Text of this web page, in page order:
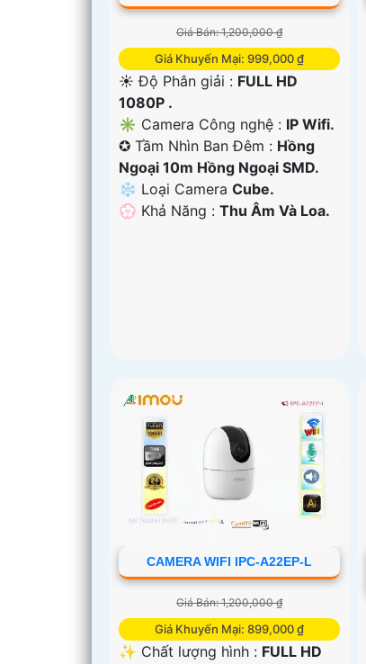
Giá Bán: 1,200,000 ₫
Giá Khuyến Mại: 999,000 ₫
☀️ Độ Phân giải : FULL HD
1080P .
✳️ Camera Công nghệ : IP Wifi.
✪ Tầm Nhìn Ban Đêm : Hồng
Ngoại 10m Hồng Ngoại SMD.
❄ Loại Camera Cube.
️💮 Khả Năng : Thu Âm Và Loa.
CAMERA WIFI IPC-A22EP-L
Giá Bán: 1,200,000 ₫
Giá Khuyến Mại: 899,000 ₫
✨ Chất lượng hình : FULL HD